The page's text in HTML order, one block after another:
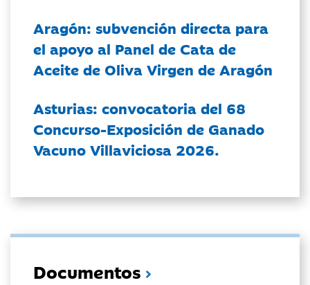
Aragón: subvención directa para
el apoyo al Panel de Cata de
Aceite de Oliva Virgen de Aragón
Asturias: convocatoria del 68
Concurso-Exposición de Ganado
Vacuno Villaviciosa 2026.
Documentos